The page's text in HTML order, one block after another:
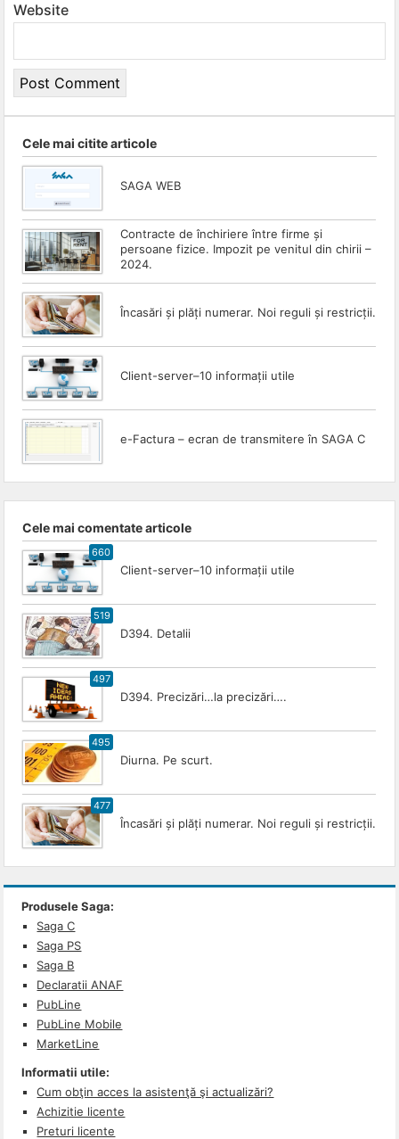
Website
Cele mai citite articole
SAGA WEB
Contracte de închiriere între firme și
persoane fizice. Impozit pe venitul din chirii –
2024.
Încasări și plăți numerar. Noi reguli și restricții.
Client-server–10 informații utile
e-Factura – ecran de transmitere în SAGA C
Cele mai comentate articole
660
Client-server–10 informații utile
519
D394. Detalii
497
D394. Precizări…la precizări….
495
Diurna. Pe scurt.
477
Încasări și plăți numerar. Noi reguli și restricții.
Produsele Saga:
Saga C
Saga PS
Saga B
Declaratii ANAF
PubLine
PubLine Mobile
MarketLine
Informatii utile:
Cum obţin acces la asistenţă şi actualizări?
Achizitie licente
Preturi licente